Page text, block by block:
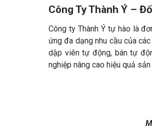
Công Ty Thành Ý –
Công ty Thành Ý tự hào là
ứng đa dạng nhu cầu của
dập viên tự động, bán tự
nghiệp nâng cao hiệu quả